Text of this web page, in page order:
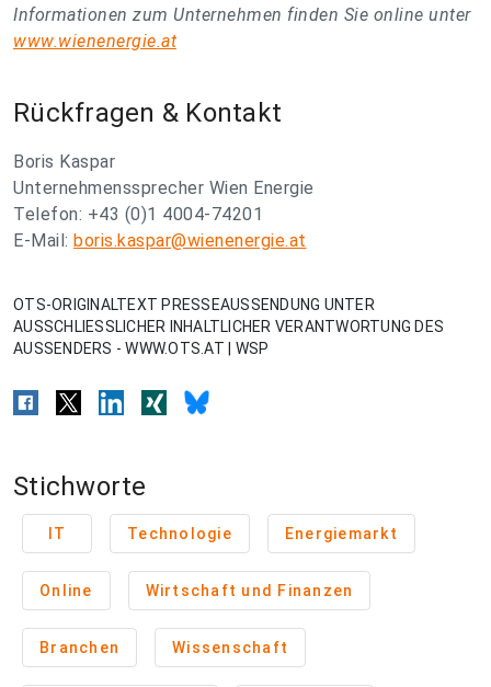
Informationen zum Unternehmen finden Sie online unter
www.wienenergie.at
Rückfragen & Kontakt
Boris Kaspar
Unternehmenssprecher Wien Energie
Telefon: +43 (0)1 4004-74201
E-Mail: boris.kaspar@wienenergie.at
OTS-ORIGINALTEXT PRESSEAUSSENDUNG UNTER
AUSSCHLIESSLICHER INHALTLICHER VERANTWORTUNG DES
AUSSENDERS - WWW.OTS.AT | WSP
Stichworte
IT Technologie Energiemarkt
Online Wirtschaft und Finanzen
Branchen Wissenschaft